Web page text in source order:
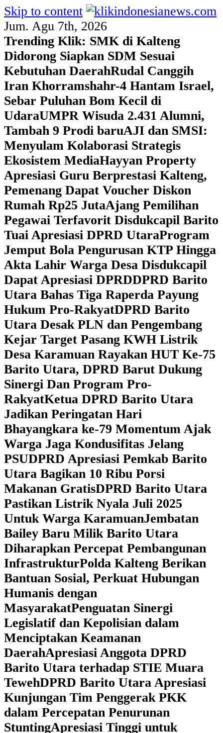
Skip to content
Jum. Agu 7th, 2026
Trending Klik: SMK di Kalteng
Didorong Siapkan SDM Sesuai
Kebutuhan DaerahRudal Canggih
Iran Khorramshahr-4 Hantam Israel,
Sebar Puluhan Bom Kecil di
UdaraUMPR Wisuda 2.431 Alumni,
Tambah 9 Prodi baruAJI dan SMSI:
Menyulam Kolaborasi Strategis
Ekosistem MediaHayyan Property
Apresiasi Guru Berprestasi Kalteng,
Pemenang Dapat Voucher Diskon
Rumah Rp25 JutaAjang Pemilihan
Pegawai Terfavorit Disdukcapil Barito
Tuai Apresiasi DPRD UtaraProgram
Jemput Bola Pengurusan KTP Hingga
Akta Lahir Warga Desa Disdukcapil
Dapat Apresiasi DPRDDPRD Barito
Utara Bahas Tiga Raperda Payung
Hukum Pro-RakyatDPRD Barito
Utara Desak PLN dan Pengembang
Kejar Target Pasang KWH Listrik
Desa Karamuan Rayakan HUT Ke-75
Barito Utara, DPRD Barut Dukung
Sinergi Dan Program Pro-
RakyatKetua DPRD Barito Utara
Jadikan Peringatan Hari
Bhayangkara ke-79 Momentum Ajak
Warga Jaga Kondusifitas Jelang
PSUDPRD Apresiasi Pemkab Barito
Utara Bagikan 10 Ribu Porsi
Makanan GratisDPRD Barito Utara
Pastikan Listrik Nyala Juli 2025
Untuk Warga KaramuanJembatan
Bailey Baru Milik Barito Utara
Diharapkan Percepat Pembangunan
InfrastrukturPolda Kalteng Berikan
Bantuan Sosial, Perkuat Hubungan
Humanis dengan
MasyarakatPenguatan Sinergi
Legislatif dan Kepolisian dalam
Menciptakan Keamanan
DaerahApresiasi Anggota DPRD
Barito Utara terhadap STIE Muara
TewehDPRD Barito Utara Apresiasi
Kunjungan Tim Penggerak PKK
dalam Percepatan Penurunan
StuntingApresiasi Tinggi untuk